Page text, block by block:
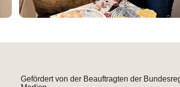
Gefördert von der Beauftragten der